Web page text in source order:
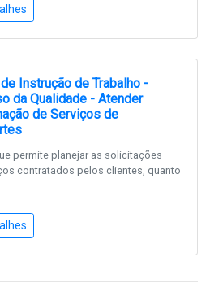
Instrução de Trabalho -
da Qualidade - Atender
de Serviços de
permite planejar as solicitações
contratados pelos clientes, quanto